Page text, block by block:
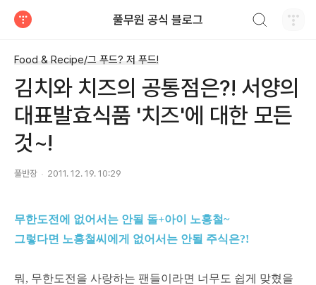
풀무원 공식 블로그
Food & Recipe/그 푸드? 저 푸드!
김치와 치즈의 공통점은?! 서양의
대표발효식품 '치즈'에 대한 모든
것~!
풀반장 2011. 12. 19. 10:29
무한도전에 없어서는 안될 돌+아이 노홍철~
그렇다면 노홍철씨에게 없어서는 안될 주식은?!
뭐, 무한도전을 사랑하는 팬들이라면 너무도 쉽게 맞혔을